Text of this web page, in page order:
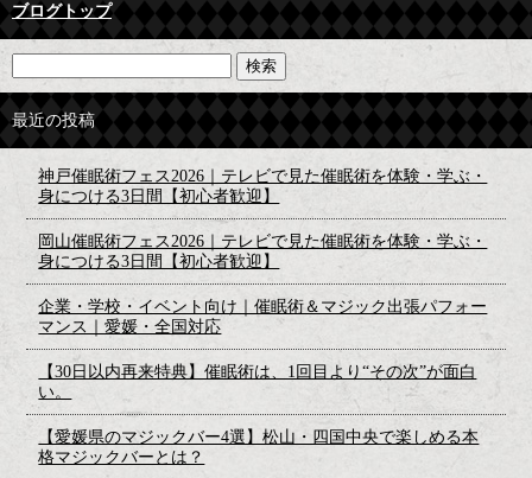
ブログトップ
最近の投稿
神戸催眠術フェス2026｜テレビで見た催眠術を体験・学ぶ・
身につける3日間【初心者歓迎】
岡山催眠術フェス2026｜テレビで見た催眠術を体験・学ぶ・
身につける3日間【初心者歓迎】
企業・学校・イベント向け｜催眠術＆マジック出張パフォー
マンス｜愛媛・全国対応
【30日以内再来特典】催眠術は、1回目より“その次”が面白
い。
【愛媛県のマジックバー4選】松山・四国中央で楽しめる本
格マジックバーとは？